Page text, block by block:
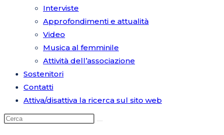
Interviste
Approfondimenti e attualità
Video
Musica al femminile
Attività dell’associazione
Sostenitori
Contatti
Attiva/disattiva la ricerca sul sito web